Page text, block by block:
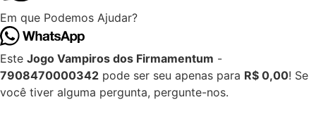
Em que Podemos Ajudar?
Este Jogo Vampiros dos Firmamentum -
7908470000342 pode ser seu apenas para R$ 0,00! Se
você tiver alguma pergunta, pergunte-nos.